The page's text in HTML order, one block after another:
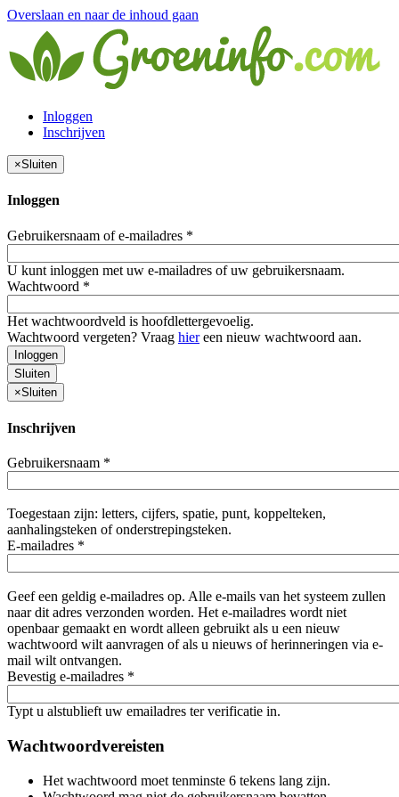
Overslaan en naar de inhoud gaan
Inloggen
Inschrijven
×Sluiten
Inloggen
Gebruikersnaam of e-mailadres *
U kunt inloggen met uw e-mailadres of uw gebruikersnaam.
Wachtwoord *
Het wachtwoordveld is hoofdlettergevoelig.
Wachtwoord vergeten? Vraag hiereen nieuw wachtwoord aan.
Inloggen
Sluiten
×Sluiten
Inschrijven
Gebruikersnaam *
Toegestaan zijn: letters, cijfers, spatie, punt, koppelteken,
aanhalingsteken of onderstrepingsteken.
E-mailadres *
Geef een geldig e-mailadres op. Alle e-mails van het systeem zullen
naar dit adres verzonden worden. Het e-mailadres wordt niet
openbaar gemaakt en wordt alleen gebruikt als u een nieuw
wachtwoord wilt aanvragen of als u nieuws of herinneringen via e-
mail wilt ontvangen.
Bevestig e-mailadres *
Typt u alstublieft uw emailadres ter verificatie in.
Wachtwoordvereisten
Het wachtwoord moet tenminste 6 tekens lang zijn.